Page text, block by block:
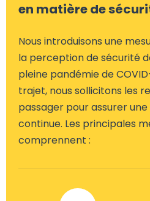
en matière de
Nous introduisons une
la perception de sécurité
pleine pandémie de
trajet, nous sollicitons les
passager pour assurer
continue. Les principales
comprennent :